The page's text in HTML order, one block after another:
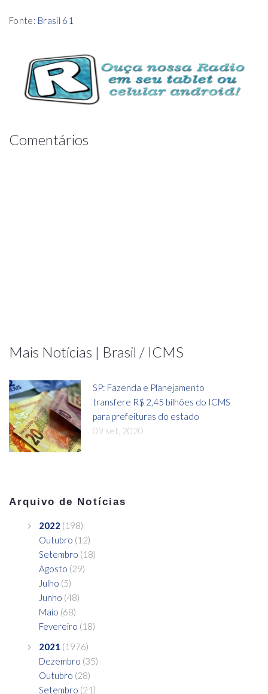
Fonte: Brasil 61
Comentários
Mais Notícias | Brasil / ICMS
SP: Fazenda e Planejamento
transfere R$ 2,45 bilhões do ICMS
para prefeituras do estado
09 set, 2020
Arquivo de Notícias
2022 (198)
Outubro (12)
Setembro (18)
Agosto (29)
Julho (5)
Junho (48)
Maio (68)
Fevereiro (18)
2021 (1976)
Dezembro (35)
Outubro (28)
Setembro (21)